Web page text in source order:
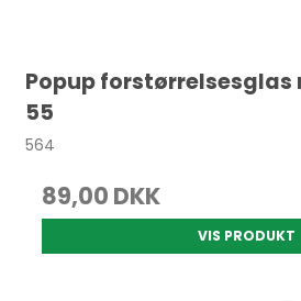
Popup forstørrelsesglas
55
564
89,00 DKK
VIS PRODUKT